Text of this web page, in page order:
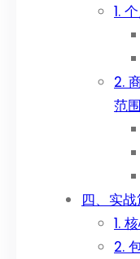
1.
2.
范围
四、实
1.
2.